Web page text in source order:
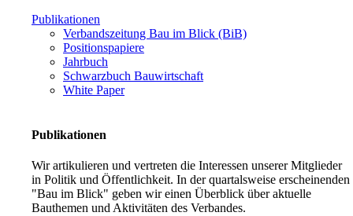
Publikationen
Verbandszeitung Bau im Blick (BiB)
Positionspapiere
Jahrbuch
Schwarzbuch Bauwirtschaft
White Paper
Publikationen
Wir artikulieren und vertreten die Interessen unserer Mitglieder
in Politik und Öffentlichkeit. In der quartalsweise erscheinenden
"Bau im Blick" geben wir einen Überblick über aktuelle
Bauthemen und Aktivitäten des Verbandes.